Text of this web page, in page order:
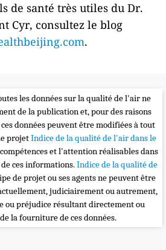
de santé très utiles du Dr.
Cyr, consultez le blog
.
les données sur la qualité de l'air ne
de la publication et, pour des raisons
données peuvent être modifiées à tout
projetIndice de la qualité de l'air dans le
et l'attention réalisables dans
ces informations.Indice de la qualité de
de projet ou ses agents ne peuvent être
judiciairement ou autrement,
ou préjudice résultant directement ou
la fourniture de ces données.